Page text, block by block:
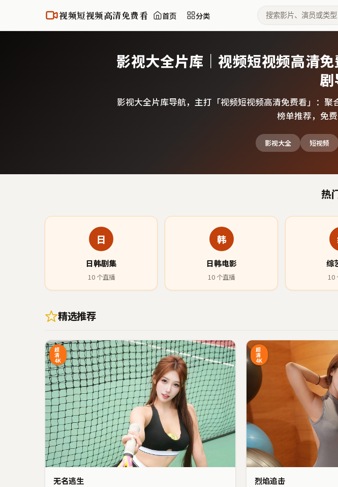
视频短视频高清免费看 首页 分类
影视大全片库｜视频短视频高清
影视大全片库导航，主打「视频短视频高清免费看 」：聚
榜单推荐，免
影视大全 短视频
热
日
日韩剧集
10个直播
韩
日韩电影
10 个直播
综
10
精选推荐
超
清
4K
无名逃生
超
清
4K
烈焰追击